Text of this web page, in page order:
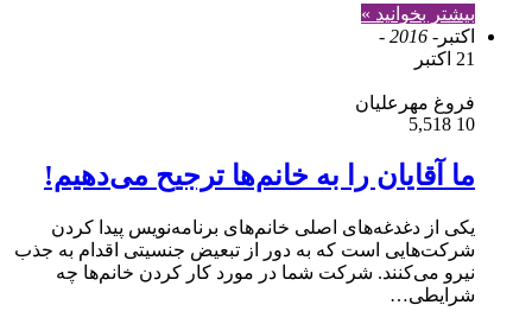
بیشتر بخوانید »
اکتبر - 2016 -
21 اکتبر
فروغ مهرعلیان
10
ما آقایان را به خانم‌ها ترجیح می‌دهیم!
یکی از دغدغه‌های اصلی خانم‌های برنامه‌نویس پیدا کردن
شرکت‌هایی است که به دور از تبعیض جنسیتی اقدام به جذب
نیرو می‌کنند. شرکت شما در مورد کار کردن خانم‌ها چه
شرایطی…